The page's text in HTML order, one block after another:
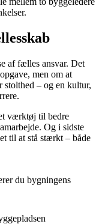
af fælles ansvar. Det
men om at
stolthed – og en kultur,
værktøj til bedre
Og i sidste
til at stå stærkt – både
du bygningens